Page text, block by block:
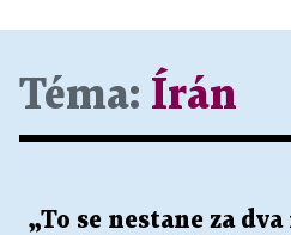
Téma: Írán
„To se nestane za dva